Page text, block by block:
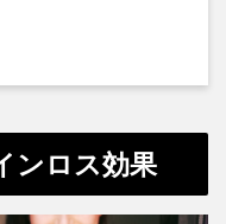
ンロス効果